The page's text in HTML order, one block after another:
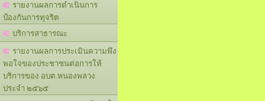
รายงานผลการดำเนินการ
ป้องกันการทุจริต
บริการสาธารณะ
รายงานผลการประเมินความพึง
พอใจของประชาชนต่อการให้
บริการของ อบต.หนองพลวง
ประจำ ๒๕๖๕